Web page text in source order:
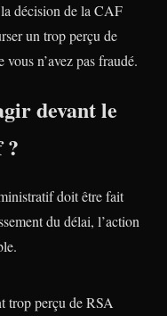
décision de la CAF
un trop perçu de
n’avez pas fraudé.
devant le
doit être fait
du délai, l’action
trop perçu de RSA